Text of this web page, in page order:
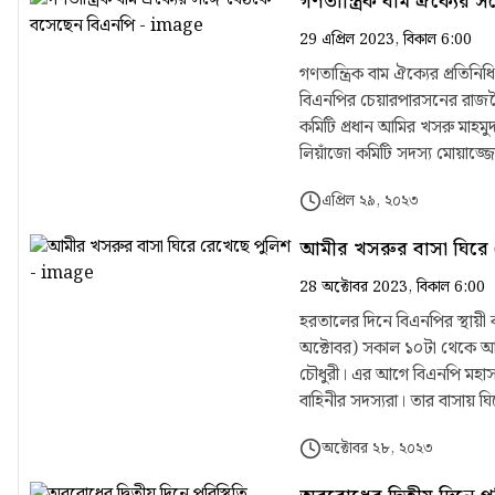
জানান দিয়েছে পুলিশ দিয়ে
দিয়ে এটাই প্রমাণিত হয়েছে এই
করবার জন্য দেশে গণতন্ত্র
যেতে দিতে পারি না। তাই
গতিশীল বেগমান হয়ে আন্দোলনের মধ্য দিয়ে এই
মাগফেরাত কামনা করে তার
উদ্দিন আহমেদ,
রহমান মান্না, এনপিপির
খন্দকার লুৎফর রহমানসহ দলের
29 এপ্রিল 2023, বিকাল 6:00
গণতান্ত্রিক বাম ঐক্যের প্রতিনিধি দলের
বিএনপির চেয়ারপারসনের রাজনৈতিক কার্যালয়ে এ বৈঠক
কমিটি প্রধান আমির খসরু
লিয়াঁজো কমিটি সদস্য মোয়াজ্জেম হোসেন আলাল। এ ছাড়া বাম গণতান্ত্রিক ঐক্যের
বাংলাদেশের সাম্যবাদী দলের
এপ্রিল ২৯, ২০২৩
আমীর খসরুর বাসা ঘিরে
28 অক্টোবর 2023, বিকাল 6:00
হরতালের দিনে বিএনপির
অক্টোবর) সকাল ১০টা থেকে
চৌধুরী। এর আগে বিএনপি
বাহিনীর সদস্যরা। তার বাসায়
সেখানে ছররা গুলি-টিয়ার
ফখরুল ইসলাম আলমগীরসহ
অক্টোবর ২৮, ২০২৩